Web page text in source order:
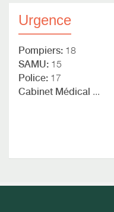
Urgence
Pompiers: 18
SAMU: 15
Police: 17
Cabinet Médical ...